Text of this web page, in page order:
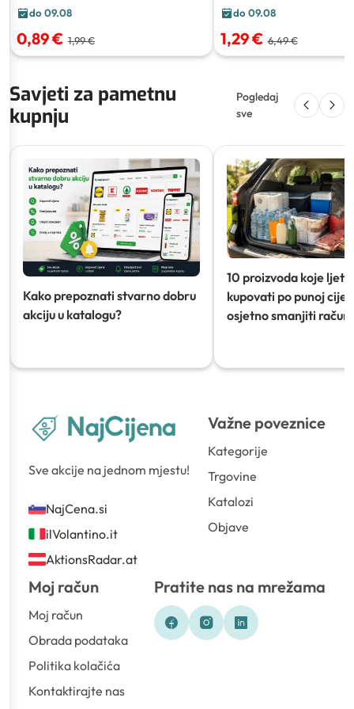
do 09.08
0,89 € 1,99 €
do 09.08
1,29 € 6,49 €
Savjeti za pametnu
kupnju
Pogledaj
sve
Kako prepoznati stvarno dobru
akciju u katalogu?
10 proizvoda koje ljeti
kupovati po punoj
osjetno smanjiti račun)
Sve akcije na jednom mjestu!
NajCena.si
ilVolantino.it
AktionsRadar.at
Važne poveznice
Kategorije
Trgovine
Katalozi
Objave
Moj račun
Moj račun
Obrada podataka
Politika kolačića
Kontaktirajte nas
Pratite nas na mrežama